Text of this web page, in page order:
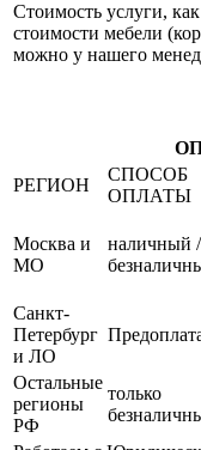
Стоимость услуги,
стоимости мебели
можно у нашего
РЕГИОН
СПОСОБ
ОПЛАТЫ
Москва и
МО
наличный /
Санкт-
Петербург
и ЛО
Остальные
регионы
РФ
только